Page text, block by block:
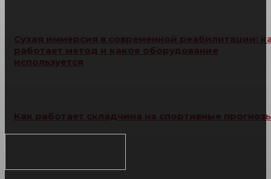
Сухая иммерсия в современной реабилитации:
работает метод и какое оборудование
используется
Как работает складчина на спортивные